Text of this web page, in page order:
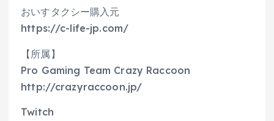
おいすタクシー購入元
https://c-life-jp.com/
【所属】
Pro Gaming Team Crazy Raccoon
http://crazyraccoon.jp/​
Twitch